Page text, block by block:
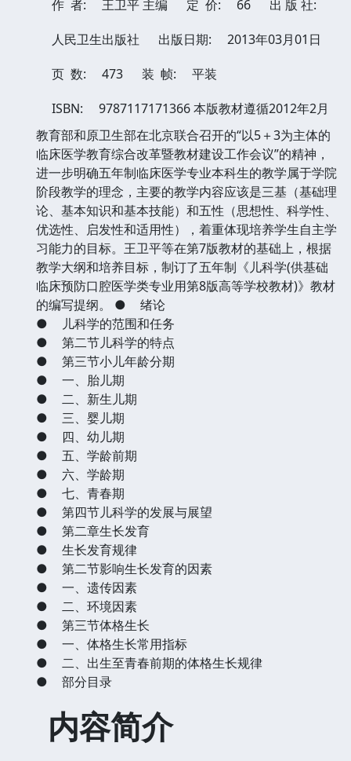
作 者: 王卫平 主编 定 价: 66
出 版 社:
人民卫生出版社
出版日期:
2013年03月01日
页 数:
473 装 帧:
平装
ISBN:
9787117171366本版教材遵循2012年2月
教育部和原卫生部在北京联合召开的“以5＋3为主体的
临床医学教育综合改革暨教材建设工作会议”的精神，
进一步明确五年制临床医学专业本科生的教学属于学院
阶段教学的理念，主要的教学内容应该是三基（基础理
论、基本知识和基本技能）和五性（思想性、科学性、
优选性、启发性和适用性），着重体现培养学生自主学
习能力的目标。王卫平等在第7版教材的基础上，根据
教学大纲和培养目标，制订了五年制《儿科学(供基础
临床预防口腔医学类专业用第8版高等学校教材)》教材
的编写提纲。 ●
绪论
●
儿科学的范围和任务
●
第二节儿科学的特点
●
第三节小儿年龄分期
●
一、胎儿期
●
二、新生儿期
●
三、婴儿期
●
四、幼儿期
●
五、学龄前期
●
六、学龄期
●
七、青春期
●
第四节儿科学的发展与展望
●
第二章生长发育
●
生长发育规律
●
第二节影响生长发育的因素
●
一、遗传因素
●
二、环境因素
●
第三节体格生长
●
一、体格生长常用指标
●
二、出生至青春前期的体格生长规律
●
部分目录
内容简介